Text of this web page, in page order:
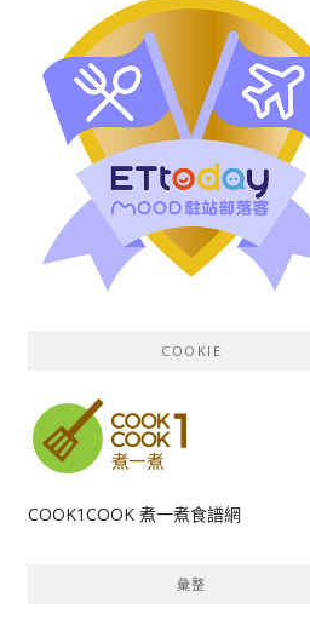
COOKIE
COOK1COOK 煮一煮食譜網
彙整